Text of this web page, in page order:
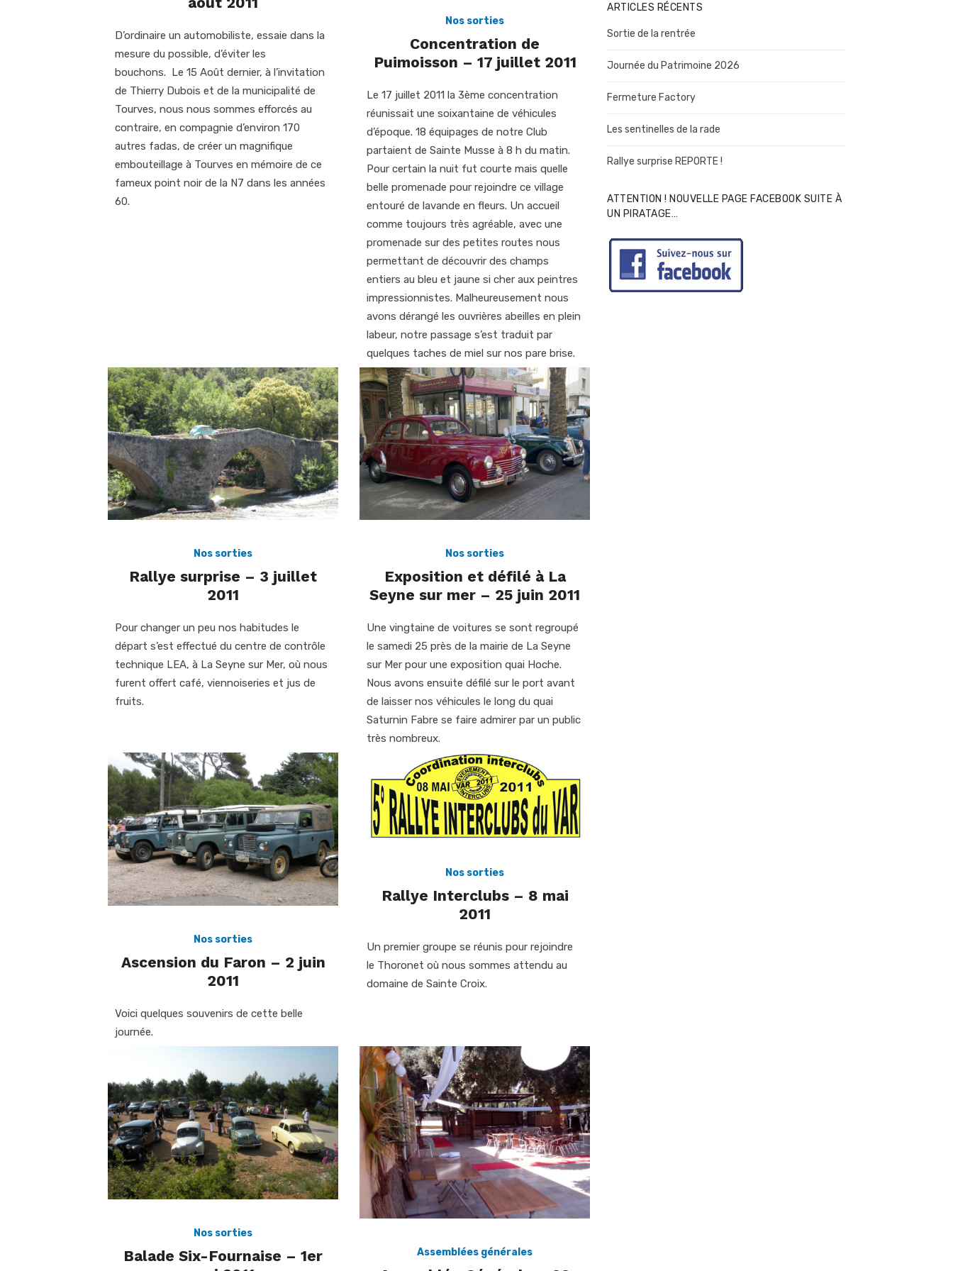
D’ordinaire un automobiliste, essaie dans la
mesure du possible, d’éviter les
bouchons. Le 15 Août dernier, à l’invitation
de Thierry Dubois et de la municipalité de
Tourves, nous nous sommes efforcés au
contraire, en compagnie d’environ 170
autres fadas, de créer un magnifique
embouteillage à Tourves en mémoire de ce
fameux point noir de la N7 dans les années
60.
Nos sorties
Concentration de
Puimoisson – 17 juillet 2011
Le 17 juillet 2011 la 3ème concentration
réunissait une soixantaine de véhicules
d’époque. 18 équipages de notre Club
partaient de Sainte Musse à 8 h du matin.
Pour certain la nuit fut courte mais quelle
belle promenade pour rejoindre ce village
entouré de lavande en fleurs. Un accueil
comme toujours très agréable, avec une
promenade sur des petites routes nous
permettant de découvrir des champs
entiers au bleu et jaune si cher aux peintres
impressionnistes. Malheureusement nous
avons dérangé les ouvrières abeilles en plein
labeur, notre passage s’est traduit par
quelques taches de miel sur nos pare brise.
Nos sorties
Rallye surprise – 3 juillet
2011
Pour changer un peu nos habitudes le
départ s’est effectué du centre de contrôle
technique LEA, à La Seyne sur Mer, où nous
furent offert café, viennoiseries et jus de
fruits.
Nos sorties
Exposition et défilé à La
Seyne sur mer – 25 juin 2011
Une vingtaine de voitures se sont regroupé
le samedi 25 près de la mairie de La Seyne
sur Mer pour une exposition quai Hoche.
Nous avons ensuite défilé sur le port avant
de laisser nos véhicules le long du quai
Saturnin Fabre se faire admirer par un public
très nombreux.
Nos sorties
Ascension du Faron – 2 juin
2011
Voici quelques souvenirs de cette belle
journée.
Nos sorties
Rallye Interclubs – 8 mai
2011
Un premier groupe se réunis pour rejoindre
le Thoronet où nous sommes attendu au
domaine de Sainte Croix.
Nos sorties
Balade Six-Fournaise – 1er
Assemblées générales
ARTICLES RÉCENTS
Sortie de la rentrée
Journée du Patrimoine 2026
Fermeture Factory
Les sentinelles de la rade
Rallye surprise REPORTE !
ATTENTION ! NOUVELLE PAGE FACEBOOK SUITE À
UN PIRATAGE…